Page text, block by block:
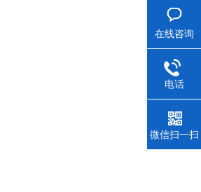
在线咨询
电话
微信扫一扫